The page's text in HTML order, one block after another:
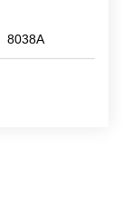
8038A